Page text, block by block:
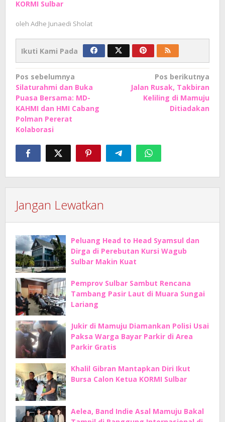
KORMI Sulbar
oleh Adhe Junaedi Sholat
Ikuti Kami Pada
Navigasi
pos
Pos sebelumnya
Silaturahmi dan Buka
Puasa Bersama: MD-
KAHMI dan HMI Cabang
Polman Pererat
Kolaborasi
Pos berikutnya
Jalan Rusak, Takbiran
Keliling di Mamuju
Ditiadakan
Jangan Lewatkan
Peluang Head to Head Syamsul dan
Dirga di Perebutan Kursi Wagub
Sulbar Makin Kuat
Pemprov Sulbar Sambut Rencana
Tambang Pasir Laut di Muara Sungai
Lariang
Jukir di Mamuju Diamankan Polisi Usai
Paksa Warga Bayar Parkir di Area
Parkir Gratis
Khalil Gibran Mantapkan Diri Ikut
Bursa Calon Ketua KORMI Sulbar
Aelea, Band Indie Asal Mamuju Bakal